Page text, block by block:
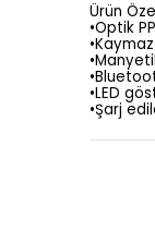
Ürün
•Optik
•LED
•Şarj